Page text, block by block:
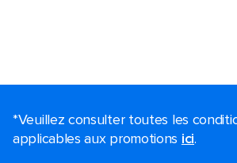
*Veuillez consulter toutes les
applicables aux promotions ici.